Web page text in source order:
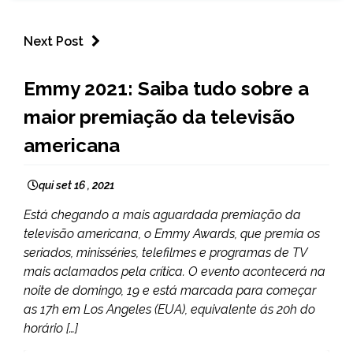
Next Post
Emmy 2021: Saiba tudo sobre a
maior premiação da televisão
americana
qui set 16 , 2021
Está chegando a mais aguardada premiação da
televisão americana, o Emmy Awards, que premia os
seriados, minisséries, telefilmes e programas de TV
mais aclamados pela crítica. O evento acontecerá na
noite de domingo, 19 e está marcada para começar
as 17h em Los Angeles (EUA), equivalente ás 20h do
horário […]